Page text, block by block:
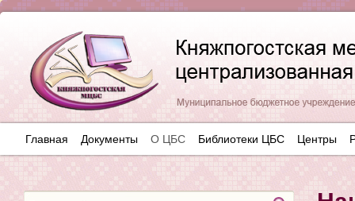
Главная Документы О ЦБС Библиотеки ЦБС Центры